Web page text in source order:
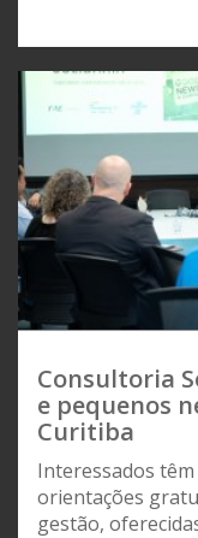
Consultoria
e pequenos
Curitiba
Interessados
orientações
gestão,